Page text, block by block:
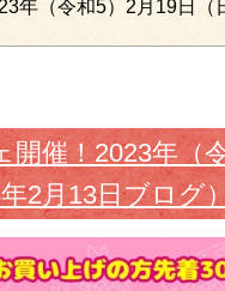
年（令和5）2月19日（
開催！2023年（
2月13日ブログ）